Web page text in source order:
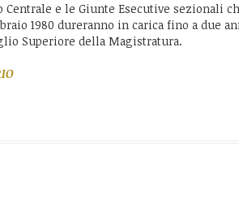
e le Giunte Esecutive sezionali
1980 dureranno in carica fino a due
Superiore della Magistratura.